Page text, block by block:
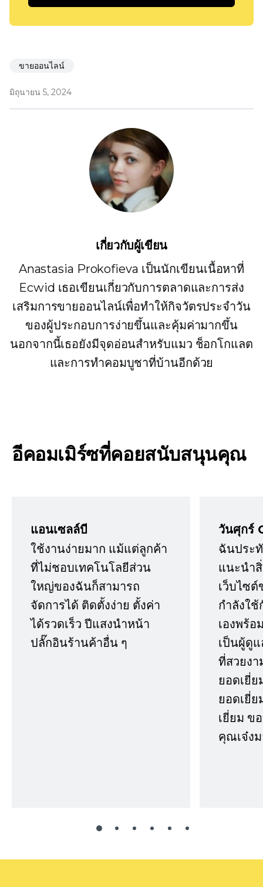
ขายออนไลน์
มิถุนายน 5, 2024
เกี่ยวกับผู้เขียน
Anastasia Prokofieva เป็นนักเขียนเนื้อหาที่
Ecwid เธอเขียนเกี่ยวกับการตลาดและการส่ง
เสริมการขายออนไลน์เพื่อทำให้กิจวัตรประจำวัน
ของผู้ประกอบการง่ายขึ้นและคุ้มค่ามากขึ้น
นอกจากนี้เธอยังมีจุดอ่อนสำหรับแมว ช็อกโกแลต
และการทำคอมบูชาที่บ้านอีกด้วย
อีคอมเมิร์ซที่คอยสนับสนุนคุณ
แอนเซลล์บี
ใช้งานง่ายมาก แม้แต่ลูกค้า
ที่ไม่ชอบเทคโนโลยีส่วน
ใหญ่ของฉันก็สามารถ
จัดการได้ ติดตั้งง่าย ตั้งค่า
ได้รวดเร็ว ปีแสงนำหน้า
ปลั๊กอินร้านค้าอื่น ๆ
วันศุกร์
ฉันประ
แนะนำ
เว็บไซ
กำลังใ
เองพร้
เป็นผู้ดูแ
ที่สวยง
ยอดเยี่ย
ยอดเยี่
เยี่ยม ข
คุณเจ๋ง